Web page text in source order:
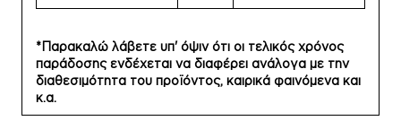
*Παρακαλώ λάβετε υπ' όψιν ότι οι τελικός χρόνος
παράδοσης ενδέχεται να διαφέρει ανάλογα με την
διαθεσιμότητα του προϊόντος, καιρικά φαινόμενα και
κ.α.